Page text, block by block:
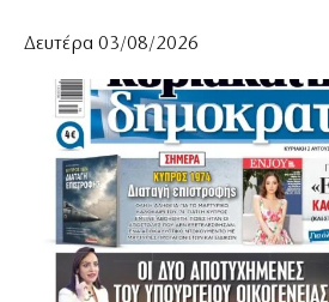
Δευτέρα 03/08/2026